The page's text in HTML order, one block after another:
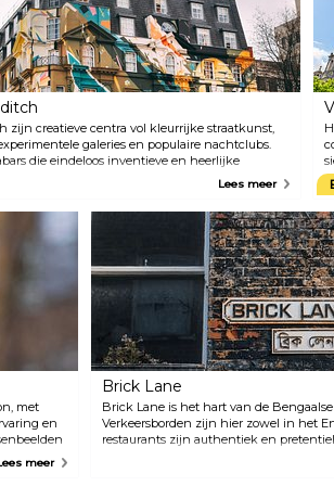
Rembrandt, Vermeer, Turner,
Monet of Van Gogh.
zijn creatieve centra vol kleurrijke straatkunst,
galeries en populaire nachtclubs.
die eindeloos inventieve en heerlijke
een lange lijst van wereldkeukens. Vintage- en
overvloed.
Lees meer
met
en
One
meer
Brick Lane
Brick Lane is het hart van de
Verkeersborden zijn hier zowel in het
restaurants zijn authentiek en
restaurants zoals Bengal Village,